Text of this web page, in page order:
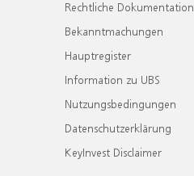
Rechtliche Dokumentation
Bekanntmachungen
Hauptregister
Information zu UBS
Nutzungsbedingungen
Datenschutzerklärung
KeyInvest Disclaimer